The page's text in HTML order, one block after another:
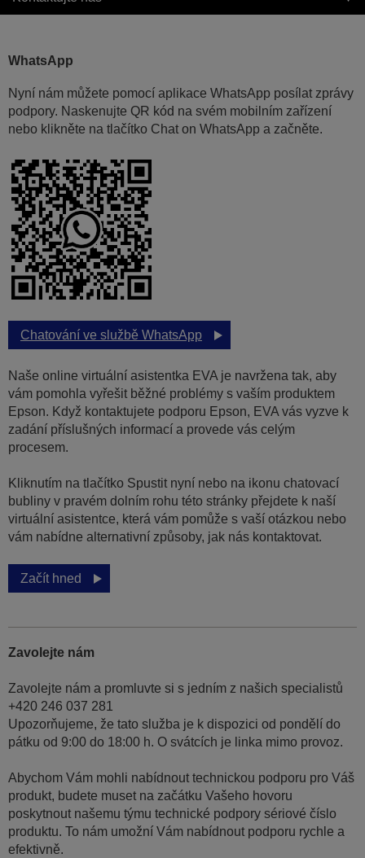
WhatsApp
Nyní nám můžete pomocí aplikace WhatsApp posílat zprávy
podpory. Naskenujte QR kód na svém mobilním zařízení
nebo klikněte na tlačítko Chat on WhatsApp a začněte.
Chatování ve službě WhatsApp
Naše online virtuální asistentka EVA je navržena tak, aby
vám pomohla vyřešit běžné problémy s vaším produktem
Epson. Když kontaktujete podporu Epson, EVA vás vyzve k
zadání příslušných informací a provede vás celým
procesem.
Kliknutím na tlačítko Spustit nyní nebo na ikonu chatovací
bubliny v pravém dolním rohu této stránky přejdete k naší
virtuální asistentce, která vám pomůže s vaší otázkou nebo
vám nabídne alternativní způsoby, jak nás kontaktovat.
Začít hned
Zavolejte nám
Zavolejte nám a promluvte si s jedním z našich specialistů
+420 246 037 281
Upozorňujeme, že tato služba je k dispozici od pondělí do
pátku od 9:00 do 18:00 h. O svátcích je linka mimo provoz.
Abychom Vám mohli nabídnout technickou podporu pro Váš
produkt, budete muset na začátku Vašeho hovoru
poskytnout našemu týmu technické podpory sériové číslo
produktu. To nám umožní Vám nabídnout podporu rychle a
efektivně.